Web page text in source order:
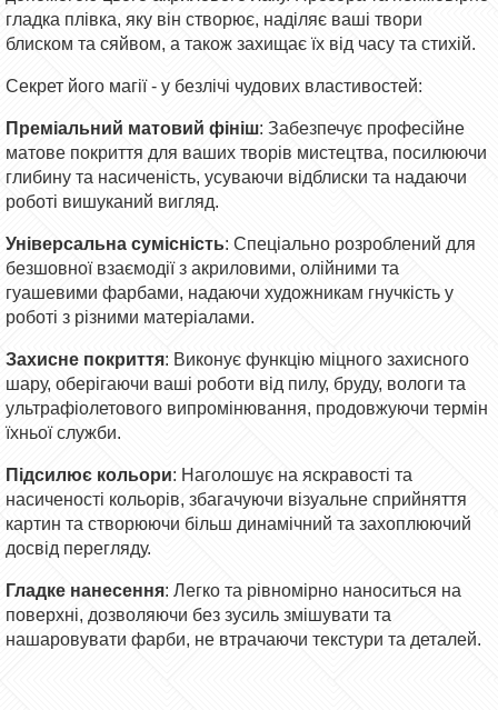
гладка плівка, яку він створює, наділяє ваші твори
блиском та сяйвом, а також захищає їх від часу та стихій.
Секрет його магії - у безлічі чудових властивостей:
Преміальний матовий фініш: Забезпечує професійне
матове покриття для ваших творів мистецтва, посилюючи
глибину та насиченість, усуваючи відблиски та надаючи
роботі вишуканий вигляд.
Універсальна сумісність: Спеціально розроблений для
безшовної взаємодії з акриловими, олійними та
гуашевими фарбами, надаючи художникам гнучкість у
роботі з різними матеріалами.
Захисне покриття: Виконує функцію міцного захисного
шару, оберігаючи ваші роботи від пилу, бруду, вологи та
ультрафіолетового випромінювання, продовжуючи термін
їхньої служби.
Підсилює кольори: Наголошує на яскравості та
насиченості кольорів, збагачуючи візуальне сприйняття
картин та створюючи більш динамічний та захоплюючий
досвід перегляду.
Гладке нанесення: Легко та рівномірно наноситься на
поверхні, дозволяючи без зусиль змішувати та
нашаровувати фарби, не втрачаючи текстури та деталей.